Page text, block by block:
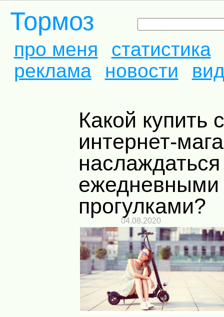
Тормоз
про меня
статистика
реклама
новости
Какой купить самокат в
интернет-
наслаждаться
ежедневными
прогулками?
04.08.2020